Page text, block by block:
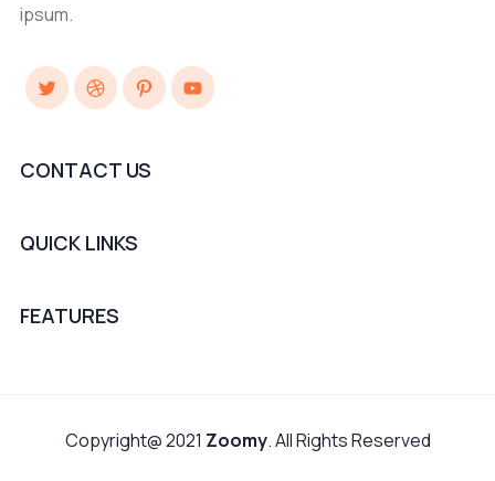
ipsum.
TwitterDribbblePinterestYouTube
CONTACT US
QUICK LINKS
FEATURES
Copyright@ 2021 Zoomy. All Rights Reserved